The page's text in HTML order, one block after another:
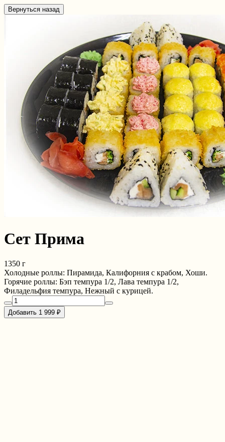
Вернуться назад
Сет Прима
1350 г
Холодные роллы: Пирамида, Калифорния с крабом, Хоши.
Горячие роллы: Бэп темпура 1/2, Лава темпура 1/2,
Филадельфия темпура, Нежный с курицей.
Добавить 1 999 ₽